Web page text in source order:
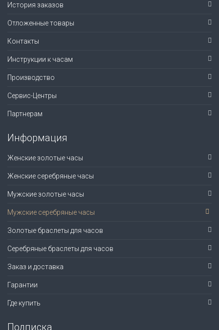
История заказов
Отложенные товары
Контакты
Инструкции к часам
Производство
Сервис-Центры
Партнерам
Информация
Женские золотые часы
Женские серебряные часы
Мужские золотые часы
Мужские серебряные часы
Золотые браслеты для часов
Серебряные браслеты для часов
Заказ и доставка
Гарантии
Где купить
Подписка